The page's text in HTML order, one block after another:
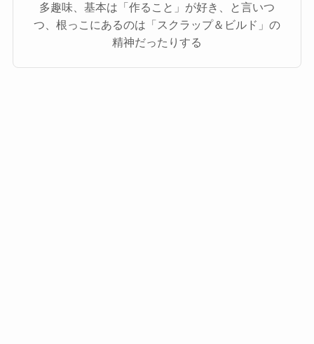
多趣味、基本は「作ること」が好き、と言いつ
つ、根っこにあるのは「スクラップ＆ビルド」の
精神だったりする